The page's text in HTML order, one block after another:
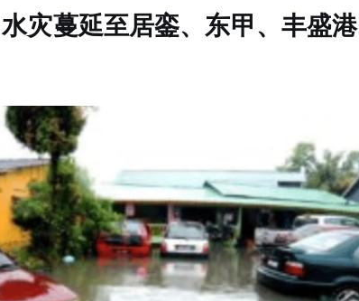
灾蔓延至居銮、东甲、丰盛港